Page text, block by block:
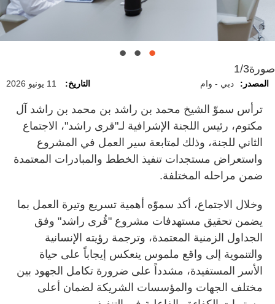
صورة1/3
المصدر: دبي - وام التاريخ: 11 يونيو 2026
ترأس سموّ الشيخ محمد بن راشد بن محمد بن راشد آل
مكتوم، رئيس اللجنة الإشرافية لـ"قرى راشد"، الاجتماع
الثاني للجنة، وذلك لمتابعة سير العمل في المشروع
واستعراض مستجدات تنفيذ الخطط والمبادرات المعتمدة
ضمن مراحله المختلفة.
وخلال الاجتماع، أكد سموّه أهمية تسريع وتيرة العمل بما
يضمن تحقيق مستهدفات مشروع "قُرى راشد" وفق
الجداول الزمنية المعتمدة، وترجمة رؤيته الإنسانية
والتنموية إلى واقع ملموس ينعكس إيجاباً على حياة
الأسر المستفيدة، مشدداً على ضرورة تكامل الجهود بين
مختلف الجهات والمؤسسات الشريكة لضمان أعلى